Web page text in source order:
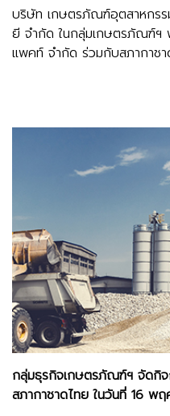
บริษัท เกษตรภัณฑ์อุตสาหกร
ยี จำกัด ในกลุ่มเกษตรภัณฑ์
แพคท์ จำกัด ร่วมกับสภากาชา
กลุ่มธุรกิจเกษตรภัณฑ์ฯ จัดกิ
สภากาชาดไทย ในวันที่ 16 พ